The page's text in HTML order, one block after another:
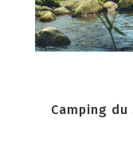
Camping